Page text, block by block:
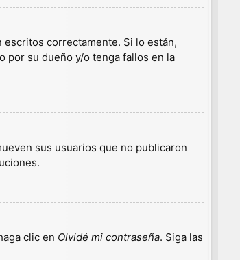
correctamente. Si lo están,
por su dueño y/o tenga fallos en la
sus usuarios que no publicaron
clic en Olvidé mi contraseña. Siga las